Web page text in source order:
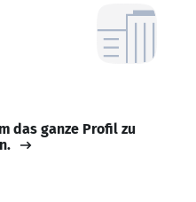
das ganze Profil zu